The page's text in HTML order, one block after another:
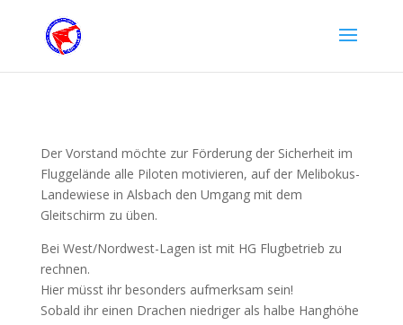
Der Vorstand möchte zur Förderung der Sicherheit im
Fluggelände alle Piloten motivieren, auf der Melibokus-
Landewiese in Alsbach den Umgang mit dem
Gleitschirm zu üben.
Bei West/Nordwest-Lagen ist mit HG Flugbetrieb zu
rechnen.
Hier müsst ihr besonders aufmerksam sein!
Sobald ihr einen Drachen niedriger als halbe Hanghöhe